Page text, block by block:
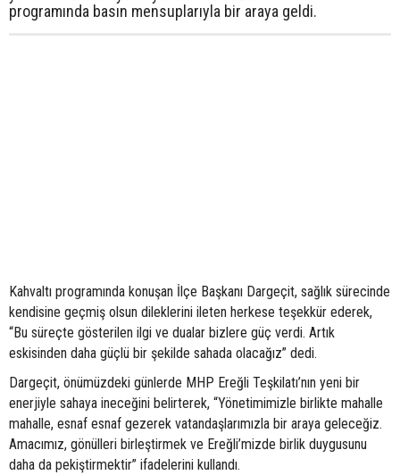
programında basın mensuplarıyla bir araya geldi.
Kahvaltı programında konuşan İlçe Başkanı Dargeçit, sağlık sürecinde
kendisine geçmiş olsun dileklerini ileten herkese teşekkür ederek,
“Bu süreçte gösterilen ilgi ve dualar bizlere güç verdi. Artık
eskisinden daha güçlü bir şekilde sahada olacağız” dedi.
Dargeçit, önümüzdeki günlerde MHP Ereğli Teşkilatı’nın yeni bir
enerjiyle sahaya ineceğini belirterek, “Yönetimimizle birlikte mahalle
mahalle, esnaf esnaf gezerek vatandaşlarımızla bir araya geleceğiz.
Amacımız, gönülleri birleştirmek ve Ereğli’mizde birlik duygusunu
daha da pekiştirmektir” ifadelerini kullandı.